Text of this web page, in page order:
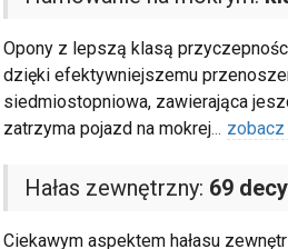
Opony z lepszą klasą
dzięki efektywniejszemu
siedmiostopniowa, zawierająca
zatrzyma pojazd na mokrej... zobacz
Hałas zewnętrzny: 69
Ciekawym aspektem hałasu